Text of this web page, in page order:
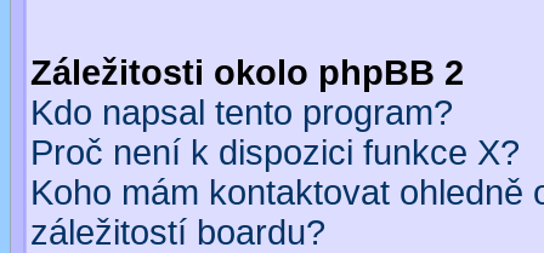
Záležitosti okolo phpBB 2
Kdo napsal tento program?
Proč není k dispozici funkce X?
Koho mám kontaktovat
záležitostí boardu?